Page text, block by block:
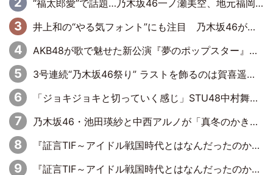
“福太郎愛”で話題…乃木坂46一ノ瀬美空、地元福岡『めんべい25周年トップサポーター』に就任
井上和の“やる気フォント”にも注目 乃木坂46が挑んだ書道パフォーマンスの舞台裏
AKB48が歌で魅せた新公演『夢のポップスター』 初日から全身全霊のステージ
3号連続“乃木坂46祭り” ラストを飾るのは賀喜遥香…5年ぶりの登場に「5年分大人になった私を見ていただけたら」
「ジョキジョキと切っていく感じ」STU48中村舞、新しい挑戦は自らの手で
乃木坂46・池田瑛紗と中西アルノが「真冬のかき氷」騒動で火花散らす！ 因縁の裏にあるのは、逆境をともに“凌”ぐ似た者同士の絆
『証言TIF～アイドル戦国時代とはなんだったのか～』第11回：私立恵比寿中学・真山りか×安本彩花「TIFで10年ぶりのキョンシーメイクをしたら、場を完全に引かせてしまって。時代が変わったんだなって」
『証言TIF～アイドル戦国時代とはなんだったのか～』第6回：でんぱ組.inc・古川未鈴×相沢梨紗「『ハロプロやりたかったな』って言ったら、夢眠ねむさんに『てめえはでんぱ組．incなんだよ！』って肩パンされて(笑)」